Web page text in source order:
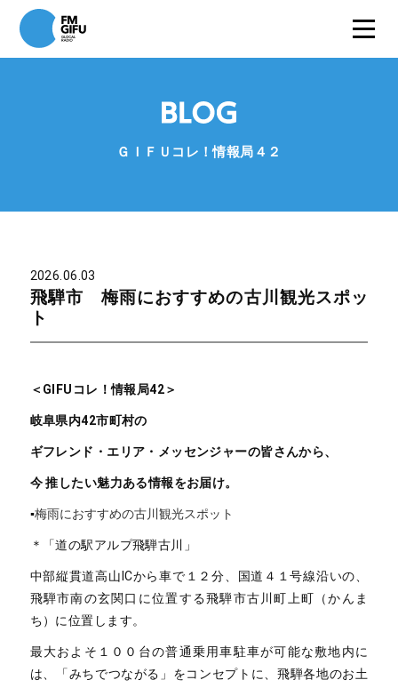
ＧＩＦＵコレ！情報局４２
2026.06.03
飛騨市 梅雨におすすめの古川観光スポッ
ト
＜GIFUコレ！情報局42＞
岐阜県内42市町村の
ギフレンド・エリア・メッセンジャーの皆さんから、
今 推したい魅力ある情報をお届け。
▪️梅雨におすすめの古川観光スポット
＊「道の駅アルプ飛騨古川」
中部縦貫道高山ICから車で１２分、国道４１号線沿いの、
飛騨市南の玄関口に位置する飛騨市古川町上町（かんま
ち）に位置します。
最大およそ１００台の普通乗用車駐車が可能な敷地内に
は、「みちでつながる」をコンセプトに、飛騨各地のお土